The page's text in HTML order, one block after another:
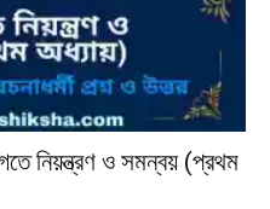
নিয়ন্ত্রণ ও সমন্বয় (প্রথম